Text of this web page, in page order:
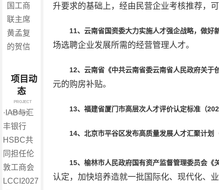
国工商
联主席
黄孟复
的贺信
项目动
态
PROJECT
DYNAMICS
· IAB与汇
丰银行
HSBC共
同担任伦
敦工商会
LCCI2027
升要求的基础上，经由民营企业考核推荐，
11、 云南省国资委大力实施人才强企战略，做好
场选聘企业发展所需的经营管理人才。
12、 云南省《中共云南省委云南省人民政府关于
元的购房补贴。
13、 福建省厦门市高层次人才评价认定标准（
14、 北京市平谷区发布高质量发展人才汇聚计划
15、 榆林市人民政府国有资产监督管理委员会《
认定，加快培养造就一批国际化、现代化、